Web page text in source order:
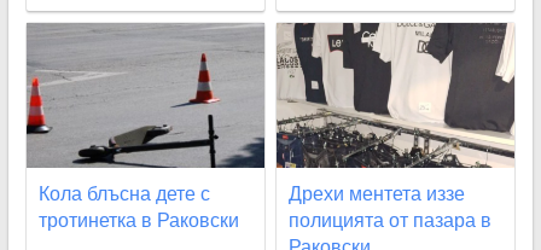
Кола блъсна дете с
тротинетка в Раковски
Дрехи ментета иззе
полицията от пазара в